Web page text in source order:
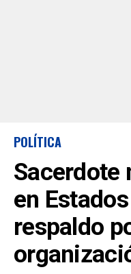
POLÍTICA
Sacerdote
en
respaldo